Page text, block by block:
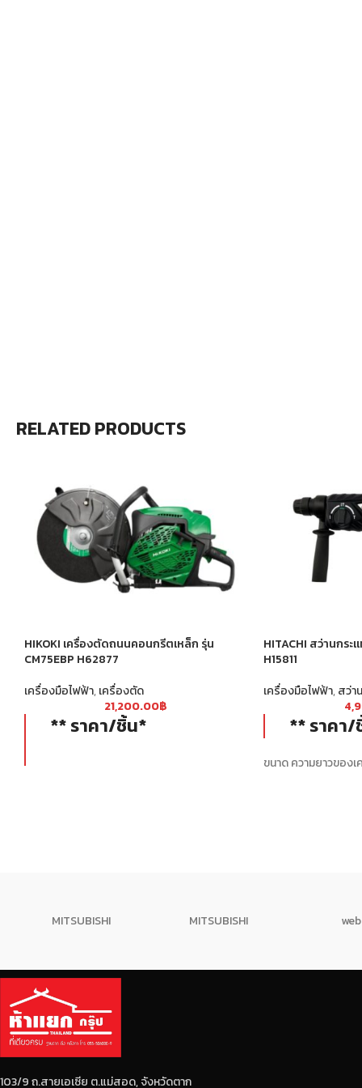
RELATED PRODUCTS
HIKOKI เครื่องตัดถนนคอนกรีตเหล็ก รุ่น
CM75EBP H62877
เครื่องมือไฟฟ้า,เครื่องตัด
21,200.00฿
** ราคา/ชิ้น*
HITACHI สว่านกระ
H15811
เครื่องมือไฟฟ้า, สว่าน
** ราคา
ขนาด ความยาวของ
MITSUBISHI MITSUBISHI
103/9 ถ.สายเอเซีย ต.แม่สอด, จังหวัดตาก